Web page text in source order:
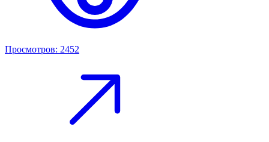
Просмотров: 2452